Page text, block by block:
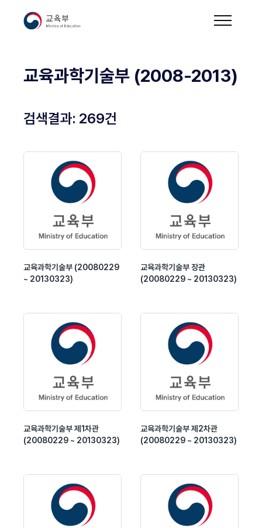
교육과학기술부 (2008-2013)
검색결과: 269건
교육과학기술부 (20080229
~ 20130323)
교육과학기술부 장관
(20080229 ~ 20130323)
교육과학기술부 제1차관
(20080229 ~ 20130323)
교육과학기술부 제2차관
(20080229 ~ 20130323)